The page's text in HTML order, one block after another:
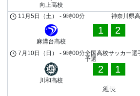
向上高校
神奈川県
11月5日（土） - 9時00分
麻溝台高校
1 2
全国高校サッカー選
予選
7月10日（日） - 9時00分
川和高校
2 1
延長